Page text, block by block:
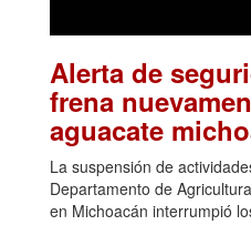
Alerta de
frena
aguacate
La suspensión de
Departamento de
en Michoacán interrumpió